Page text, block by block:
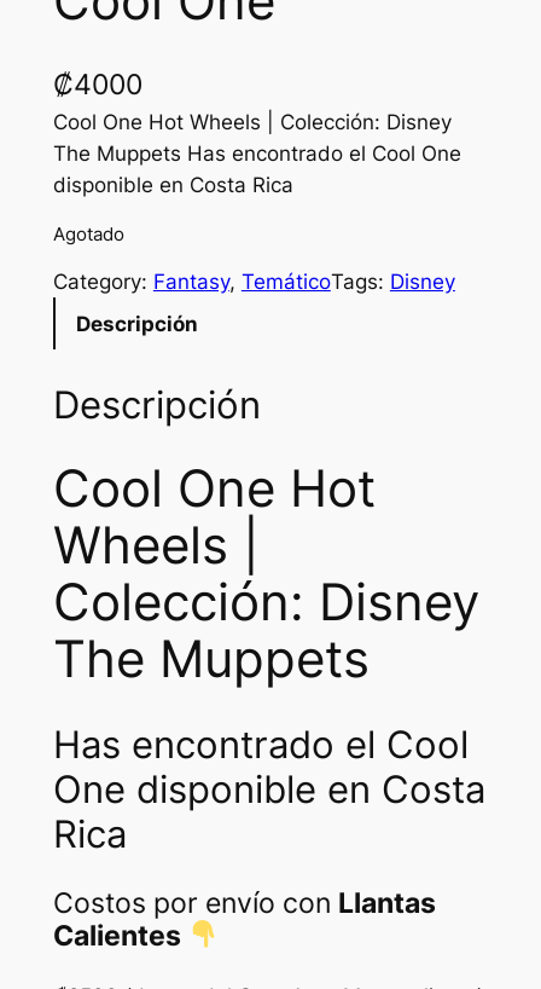
₡4000
Cool One Hot Wheels | Colección: Disney
The Muppets Has encontrado el Cool One
disponible en Costa Rica
Agotado
Category: Fantasy, TemáticoTags: Disney
Descripción
Descripción
Cool One Hot
Wheels |
Colección: Disney
The Muppets
Has encontrado el Cool
One disponible en Costa
Rica
Costos por envío con Llantas
Calientes